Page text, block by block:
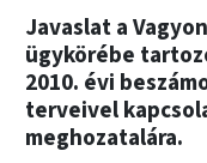
Javaslat a
ügykörébe
2010. évi
terveivel
meghozatalára.